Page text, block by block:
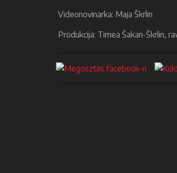
Videonovinarka: Maja Škrlin
Produkcija: Timea Šakan-Škrlin,